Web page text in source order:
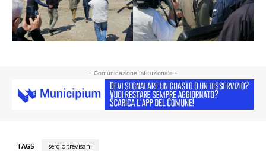
- Comunicazione Istituzionale -
TAGS sergio trevisani